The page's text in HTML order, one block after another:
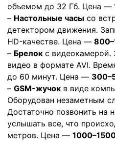
объемом до 32 Гб. Цена —
– Настольные часы со
детектором движения.
HD-качестве. Цена —
– Брелок с видеокамерой.
видео в формате AVI.
до 60 минут. Цена —
– GSM-жучок в виде
Оборудован незаметным
Достаточно позвонить на
услышать все, что
метров. Цена —